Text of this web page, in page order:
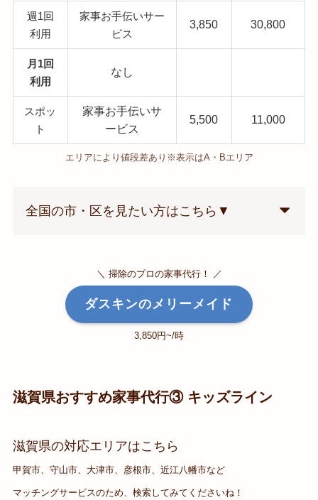
週1回
利用
家事お手伝いサー
ビス
3,850 30,800
月1回
利用
なし
スポッ
ト
家事お手伝いサ
ービス
5,500 11,000
エリアにより値段差あり※表示はA・Bエリア
全国の市・区を見たい方はこちら▼
＼ 掃除のプロの家事代行！ ／
ダスキンのメリーメイド
3,850円~/時
滋賀県おすすめ家事代行③ キッズライン
滋賀県の対応エリアはこちら
甲賀市、守山市、大津市、彦根市、近江八幡市など
マッチングサービスのため、検索してみてくださいね！